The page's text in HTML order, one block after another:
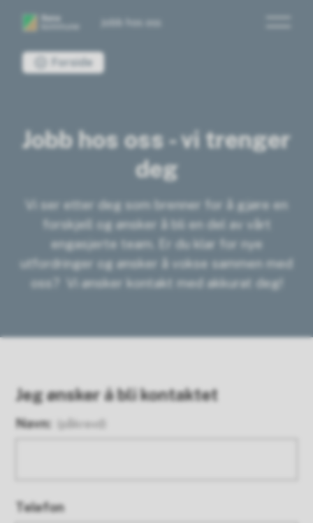
Du er her:Forside
Jobb hos oss - vi trenger
deg
Vi ser etter deg som brenner for å gjøre en
forskjell og ønsker å bli en del av vårt
engasjerte team. Er du klar for nye
utfordringer og ønsker å vokse sammen med
oss? Vi ønsker kontakt med akkurat deg!
Jeg ønsker å bli kontaktet
Navn: (påkrevd)
Telefon